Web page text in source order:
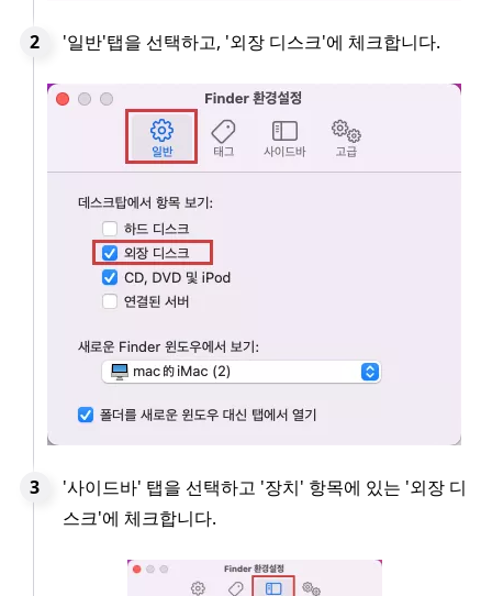
'일반'탭을 선택하고, '외장 디스크'에 체크합니다.
'사이드바' 탭을 선택하고 '장치' 항목에 있는 '외장 디
스크'에 체크합니다.